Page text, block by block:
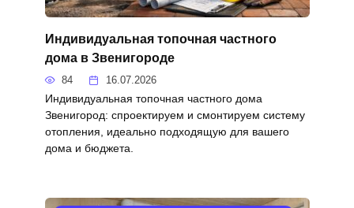
Индивидуальная топочная частного
дома в Звенигороде
84 16.07.2026
Индивидуальная топочная частного дома
Звенигород: спроектируем и смонтируем систему
отопления, идеально подходящую для вашего
дома и бюджета.